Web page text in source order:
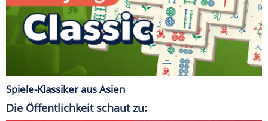
Spiele-Klassiker aus Asien
Die Öffentlichkeit schaut zu: